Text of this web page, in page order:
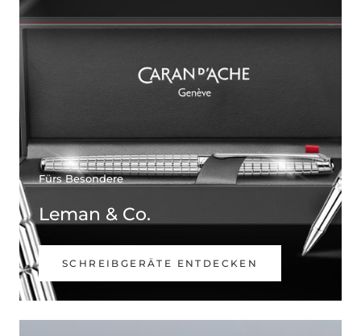
Fürs Besondere
Leman & Co.
SCHREIBGERÄTE ENTDECKEN